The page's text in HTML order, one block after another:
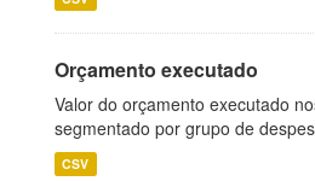
Orçamento executado
Valor do orçamento executado
segmentado por grupo de
CSV